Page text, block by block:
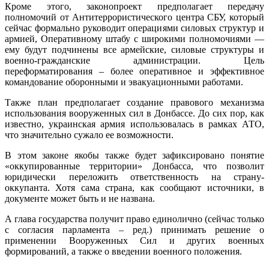
Кроме этого, законопроект предполагает передачу
полномочий от Антитеррористического центра СБУ, который
сейчас формально руководит операциями силовых структур и
армией, Оперативному штабу с широкими полномочиями —
ему будут подчинены все армейские, силовые структуры и
военно-гражданские администрации. Цель
переформатирования – более оперативное и эффективное
командование оборонными и эвакуационными работами.
Также план предполагает создание правового механизма
использования вооруженных сил в Донбассе. До сих пор, как
известно, украинская армия использовалась в рамках АТО,
что значительно сужало ее возможности.
В этом законе якобы также будет зафиксировано понятие
«оккупированные территории» Донбасса, что позволит
юридически переложить ответственность на страну-
оккупанта. Хотя сама страна, как сообщают источники, в
документе может быть и не названа.
А глава государства получит право единолично (сейчас только
с согласия парламента – ред.) принимать решение о
применении Вооруженных Сил и других военных
формирований, а также о введении военного положения.